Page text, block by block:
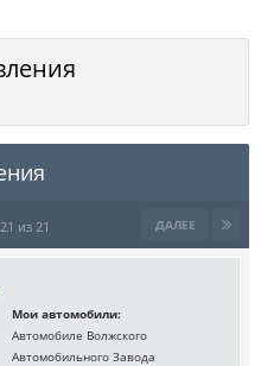
ДАЛЕЕ
из 21
Мои автомобили:
Автомобиле Волжского
Автомобильного Завода